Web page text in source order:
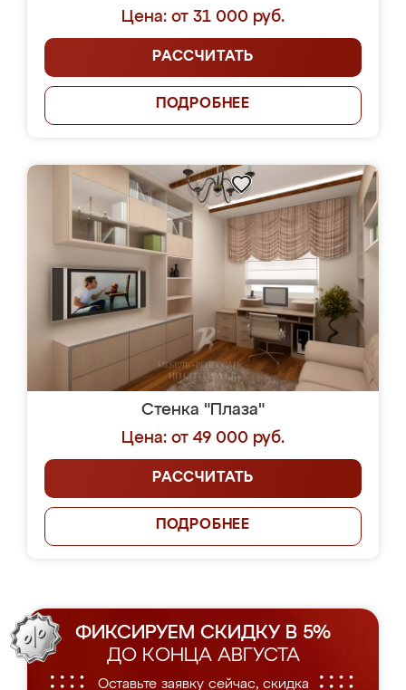
Цена: от 31 000 руб.
РАССЧИТАТЬ
ПОДРОБНЕЕ
Стенка "Плаза"
Цена: от 49 000 руб.
РАССЧИТАТЬ
ПОДРОБНЕЕ
ФИКСИРУЕМ СКИДКУ В 5%
ДО КОНЦА АВГУСТА
Оставьте заявку сейчас, скидка